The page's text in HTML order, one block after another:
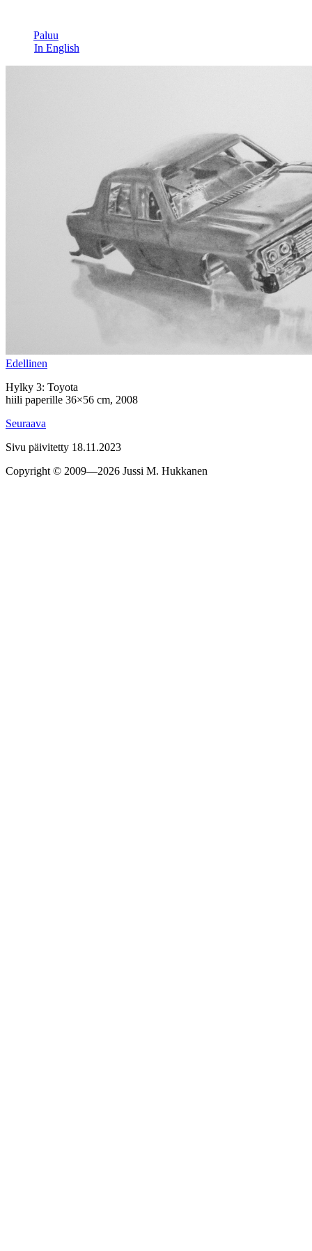
Paluu
In English
Edel­linen
Hylky 3: Toyota
hiili paperille 36×56 cm, 2008
Seu­raava
Sivu päivitetty 18.11.2023
Copyright © 2009—2026 Jussi M. Hukkanen